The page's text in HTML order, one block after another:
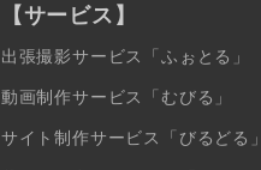
【サービス】
出張撮影サービス「ふぉとる」
動画制作サービス「むびる」
サイト制作サービス「びるどる」